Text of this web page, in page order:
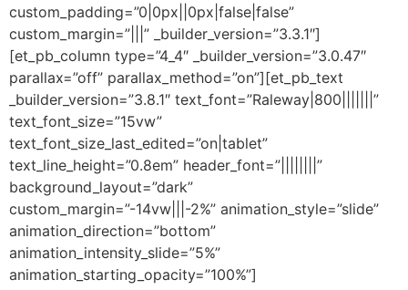
custom_padding=”0|0px||0px|false|false”
custom_margin=”|||” _builder_version=”3.3.1″]
[et_pb_column type=”4_4″ _builder_version=”3.0.47″
parallax=”off” parallax_method=”on”][et_pb_text
_builder_version=”3.8.1″ text_font=”Raleway|800|||||||”
text_font_size=”15vw”
text_font_size_last_edited=”on|tablet”
text_line_height=”0.8em” header_font=”||||||||”
background_layout=”dark”
custom_margin=”-14vw|||-2%” animation_style=”slide”
animation_direction=”bottom”
animation_intensity_slide=”5%”
animation_starting_opacity=”100%”]